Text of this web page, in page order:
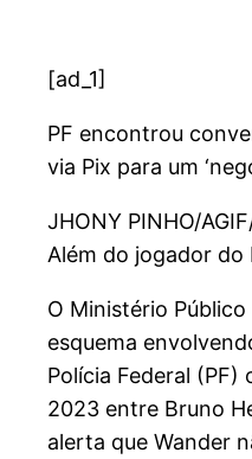
[ad_1]
PF encontrou
via Pix para um
JHONY PINHO/
Além do jogador do
O Ministério
esquema
Polícia Federal
2023 entre Bruno
alerta que Wander